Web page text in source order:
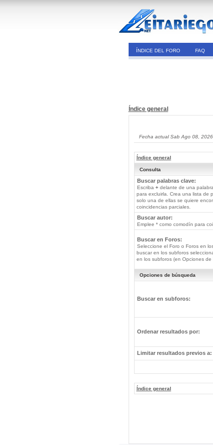
ÍNDICE DEL FORO FAQ
Índice general
Fecha actual Sab Ago 08,
Índice general
Consulta
Buscar palabras clave:
Escriba +delante de una
para excluirla. Crea una lista de
solo una de ellas se quiere
coincidencias parciales.
Buscar autor:
Emplee * como comodín para
Buscar en Foros:
Seleccione el Foro o Foros en
buscar en los subforos
en los subforos (en Opciones de
Opciones de búsqueda
Buscar en subforos:
Ordenar resultados por:
Limitar resultados previos a:
Índice general